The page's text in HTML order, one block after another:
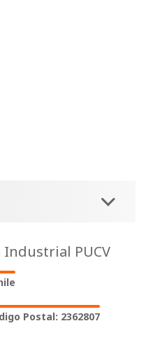
PUCV
Postal: 2362807